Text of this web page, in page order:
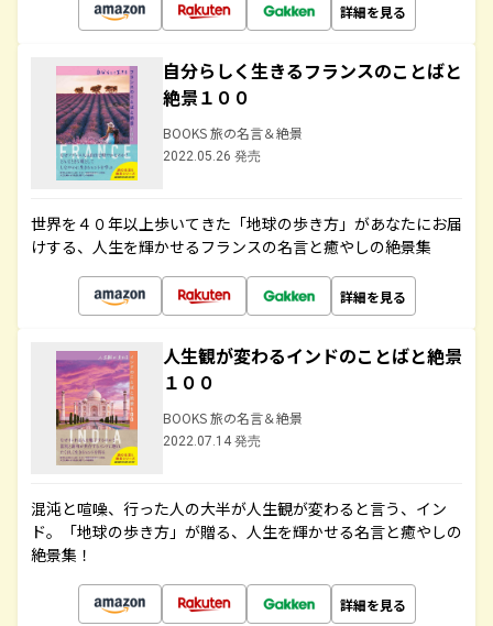
詳細を見る
自分らしく生きるフランスのことばと
絶景１００
BOOKS 旅の名言＆絶景
2022.05.26 発売
世界を４０年以上歩いてきた「地球の歩き方」があなたにお届
けする、人生を輝かせるフランスの名言と癒やしの絶景集
詳細を見る
人生観が変わるインドのことばと絶景
１００
BOOKS 旅の名言＆絶景
2022.07.14 発売
混沌と喧噪、行った人の大半が人生観が変わると言う、イン
ド。「地球の歩き方」が贈る、人生を輝かせる名言と癒やしの
絶景集！
詳細を見る